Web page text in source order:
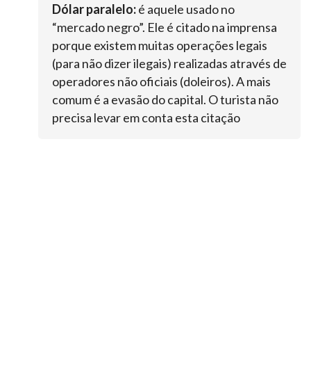
Dólar paralelo:é aquele usado no
“mercado negro”. Ele é citado na imprensa
porque existem muitas operações legais
(para não dizer ilegais) realizadas através de
operadores não oficiais (doleiros). A mais
comum é a evasão do capital. O turista não
precisa levar em conta esta citação